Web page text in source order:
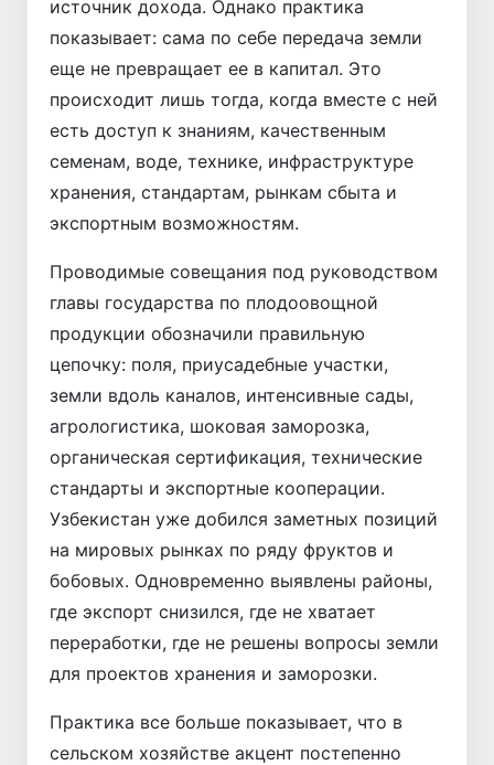
источник дохода. Однако практика
показывает: сама по себе передача земли
еще не превращает ее в капитал. Это
происходит лишь тогда, когда вместе с ней
есть доступ к знаниям, качественным
семенам, воде, технике, инфраструктуре
хранения, стандартам, рынкам сбыта и
экспортным возможностям.
Проводимые совещания под руководством
главы государства по плодоовощной
продукции обозначили правильную
цепочку: поля, приусадебные участки,
земли вдоль каналов, интенсивные сады,
агрологистика, шоковая заморозка,
органическая сертификация, технические
стандарты и экспортные кооперации.
Узбекистан уже добился заметных позиций
на мировых рынках по ряду фруктов и
бобовых. Одновременно выявлены районы,
где экспорт снизился, где не хватает
переработки, где не решены вопросы земли
для проектов хранения и заморозки.
Практика все больше показывает, что в
сельском хозяйстве акцент постепенно